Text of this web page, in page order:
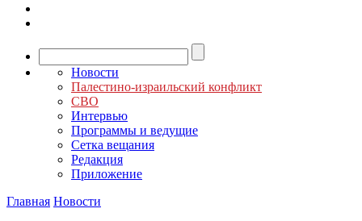
Новости
Палестино-израильский конфликт
СВО
Интервью
Программы и ведущие
Сетка вещания
Редакция
Приложение
Главная Новости